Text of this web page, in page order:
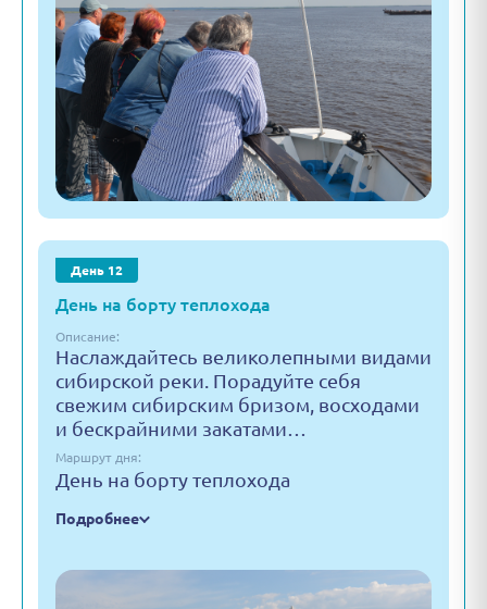
День 12
День на борту теплохода
Описание:
Наслаждайтесь великолепными видами
сибирской реки. Порадуйте себя
свежим сибирским бризом, восходами
и бескрайними закатами…
Маршрут дня:
День на борту теплохода
Подробнее